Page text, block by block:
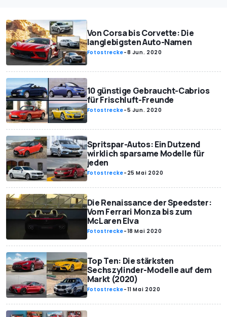
Von Corsa bis Corvette: Die
langlebigsten Auto-Namen
Fotostrecke-8 Jun. 2020
10 günstige Gebraucht-Cabrios
für Frischluft-Freunde
Fotostrecke-5 Jun. 2020
Spritspar-Autos: Ein Dutzend
wirklich sparsame Modelle für
jeden
Fotostrecke- 25 Mai 2020
Die Renaissance der Speedster:
Vom Ferrari Monza bis zum
McLaren Elva
Fotostrecke-18 Mai 2020
Top Ten: Die stärksten
Sechszylinder-Modelle auf dem
Markt (2020)
Fotostrecke-11 Mai 2020